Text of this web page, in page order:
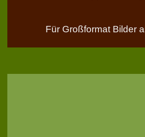
Für Großformat Bilder